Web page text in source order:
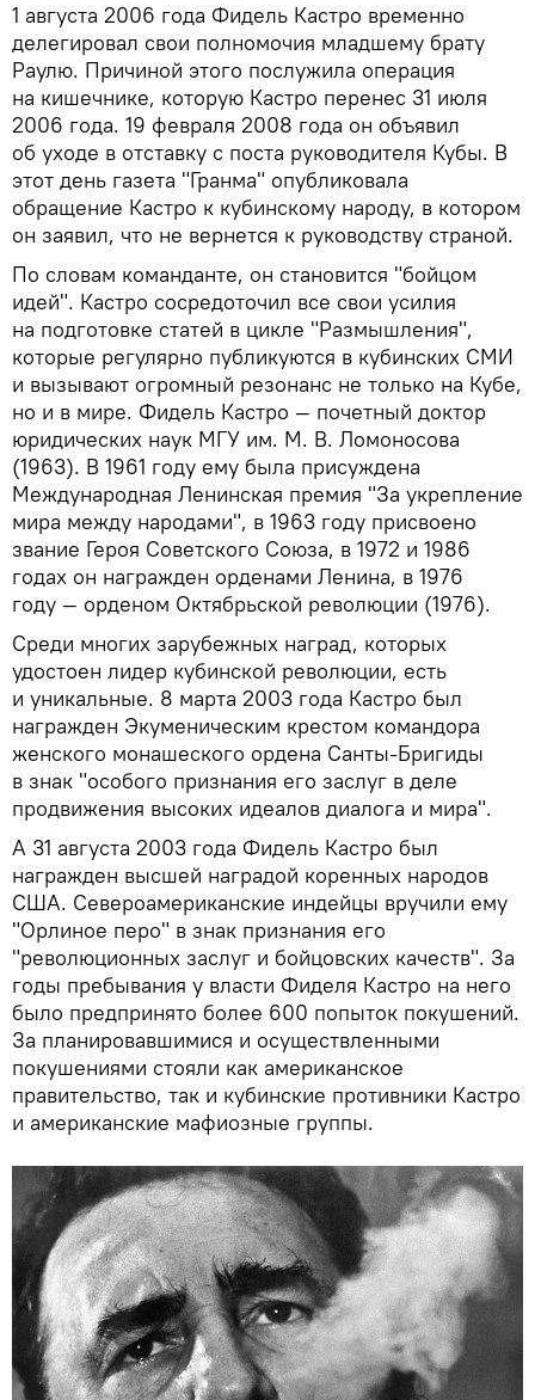
1 августа 2006 года Фидель Кастро временно
делегировал свои полномочия младшему брату
Раулю. Причиной этого послужила операция
на кишечнике, которую Кастро перенес 31 июля
2006 года. 19 февраля 2008 года он объявил
об уходе в отставку с поста руководителя Кубы. В
этот день газета "Гранма" опубликовала
обращение Кастро к кубинскому народу, в котором
он заявил, что не вернется к руководству страной.
По словам команданте, он становится "бойцом
идей". Кастро сосредоточил все свои усилия
на подготовке статей в цикле "Размышления",
которые регулярно публикуются в кубинских СМИ
и вызывают огромный резонанс не только на Кубе,
но и в мире. Фидель Кастро — почетный доктор
юридических наук МГУ им. М. В. Ломоносова
(1963). В 1961 году ему была присуждена
Международная Ленинская премия "За укрепление
мира между народами", в 1963 году присвоено
звание Героя Советского Союза, в 1972 и 1986
годах он награжден орденами Ленина, в 1976
году — орденом Октябрьской революции (1976).
Среди многих зарубежных наград, которых
удостоен лидер кубинской революции, есть
и уникальные. 8 марта 2003 года Кастро был
награжден Экуменическим крестом командора
женского монашеского ордена Санты-Бригиды
в знак "особого признания его заслуг в деле
продвижения высоких идеалов диалога и мира".
А 31 августа 2003 года Фидель Кастро был
награжден высшей наградой коренных народов
США. Североамериканские индейцы вручили ему
"Орлиное перо" в знак признания его
"революционных заслуг и бойцовских качеств". За
годы пребывания у власти Фиделя Кастро на него
было предпринято более 600 попыток покушений.
За планировавшимися и осуществленными
покушениями стояли как американское
правительство, так и кубинские противники Кастро
и американские мафиозные группы.